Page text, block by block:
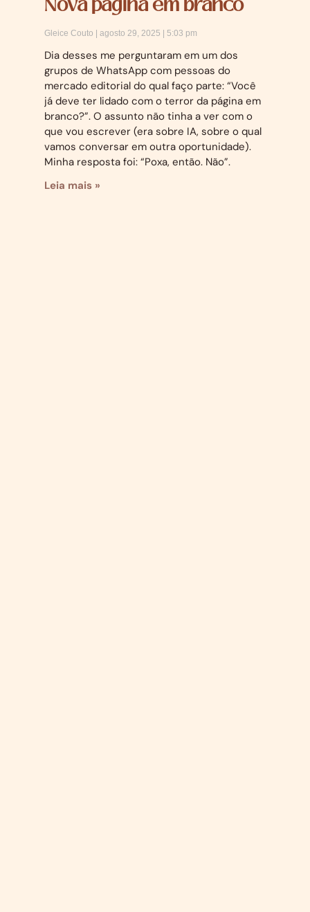
Gleice Couto agosto 29, 2025 5:03 pm
Dia desses me perguntaram em um dos
grupos de WhatsApp com pessoas do
mercado editorial do qual faço parte: “Você
já deve ter lidado com o terror da página em
branco?”. O assunto não tinha a ver com o
que vou escrever (era sobre IA, sobre o qual
vamos conversar em outra oportunidade).
Minha resposta foi: “Poxa, então. Não”.
Leia mais »